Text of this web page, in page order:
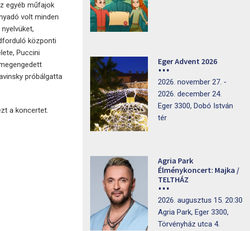
egyéb műfajok
volt minden
központi
Puccini
próbálgatta
a koncertet.
Eger Advent 2026
2026. november 27. -
2026. december 24.
Eger 3300, Dobó István
tér
Agria Park
Élménykoncert: Majka /
TELTHÁZ
2026. augusztus 15. 20:30
Agria Park, Eger 3300,
Törvényház utca 4.